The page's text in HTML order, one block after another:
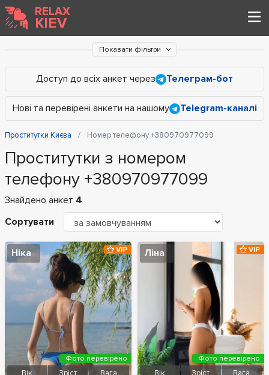
RELAX
KIEV
Показати фільтри
Доступ до всіх анкет через Телеграм-бот
Нові та перевірені анкети на нашому Telegram-каналі
Проститутки Києва Номер телефону +380970977099
Проститутки з номером
телефону +380970977099
Знайдено анкет 4
Сортувати
Ніка VIP
Фото перевірено
Ліна VIP
Фото перевірено